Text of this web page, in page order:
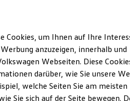
der ID. Modelle
im Winter
(Impressum & Rechtliches)
Cookies, um Ihnen auf Ihre
anzuzeigen, innerhalb und
Webseiten. Diese
darüber, wie Sie unsere
welche Seiten Sie am meisten
Sie sich auf der Seite bewegen.